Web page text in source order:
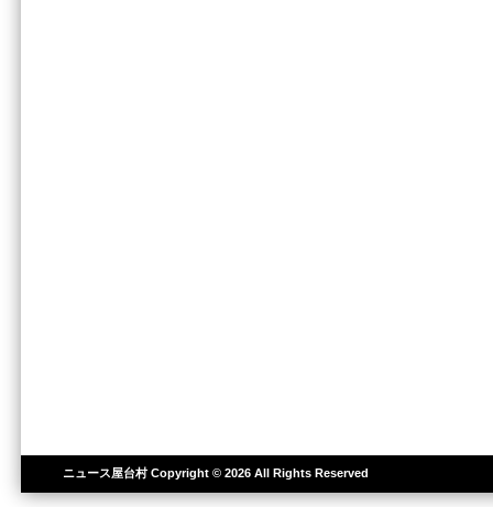
ニュース屋台村Copyright © 2026 All Rights Reserved